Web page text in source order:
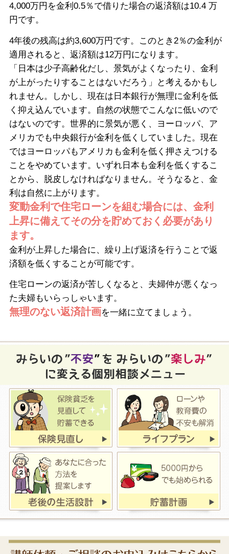
4,000万円を金利0.5％で借りた場合の返済額は10.4 万
円です。
4年後の残高は約3,600万円です。このとき2％の金利が
適用されると、返済額は12万円になります。
「日本は少子高齢化だし、景気がよくなったり、金利
が上がったりすることはないだろう」と考えるかもし
れません。しかし、現在は日本銀行が無理に金利を低
く抑え込んでいます。自然の状態でこんなに低いので
はないのです。世界的に景気が悪く、ヨーロッパ、ア
メリカでも中央銀行が金利を低くしていました。現在
ではヨーロッパもアメリカも金利を低く押さえつける
ことをやめています。いずれ日本も金利を低くするこ
とから、脱皮しなければなりません。そうなると、金
利は自然に上がります。
変動金利で住宅ローンを組む場合には、金利
上昇に備えてその分を貯めておく必要があり
ます。
金利が上昇した場合に、繰り上げ返済を行うことで返
済額を低くすることが可能です。
住宅ローンの返済が苦しくなると、夫婦仲が悪くなっ
た夫婦もいらっしゃいます。
無理のない返済計画を一緒に立てましょう。